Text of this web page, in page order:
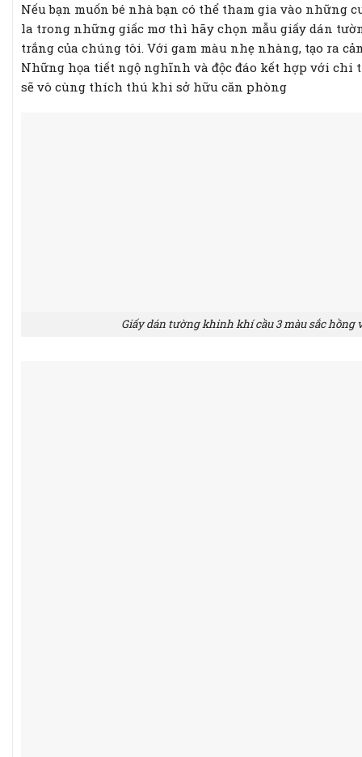
Nếu bạn muốn bé nhà bạn có thể tham gia vào những
la trong những giấc mơ thì hãy chọn mẫu giấy dán
trắng của chúng tôi. Với gam màu nhẹ nhàng, tạo ra
Những họa tiết ngộ nghĩnh và độc đáo kết hợp với chi
sẽ vô cùng thích thú khi sở hữu căn phòng
Giấy dán tường khinh khí cầu 3 màu sắc hồng